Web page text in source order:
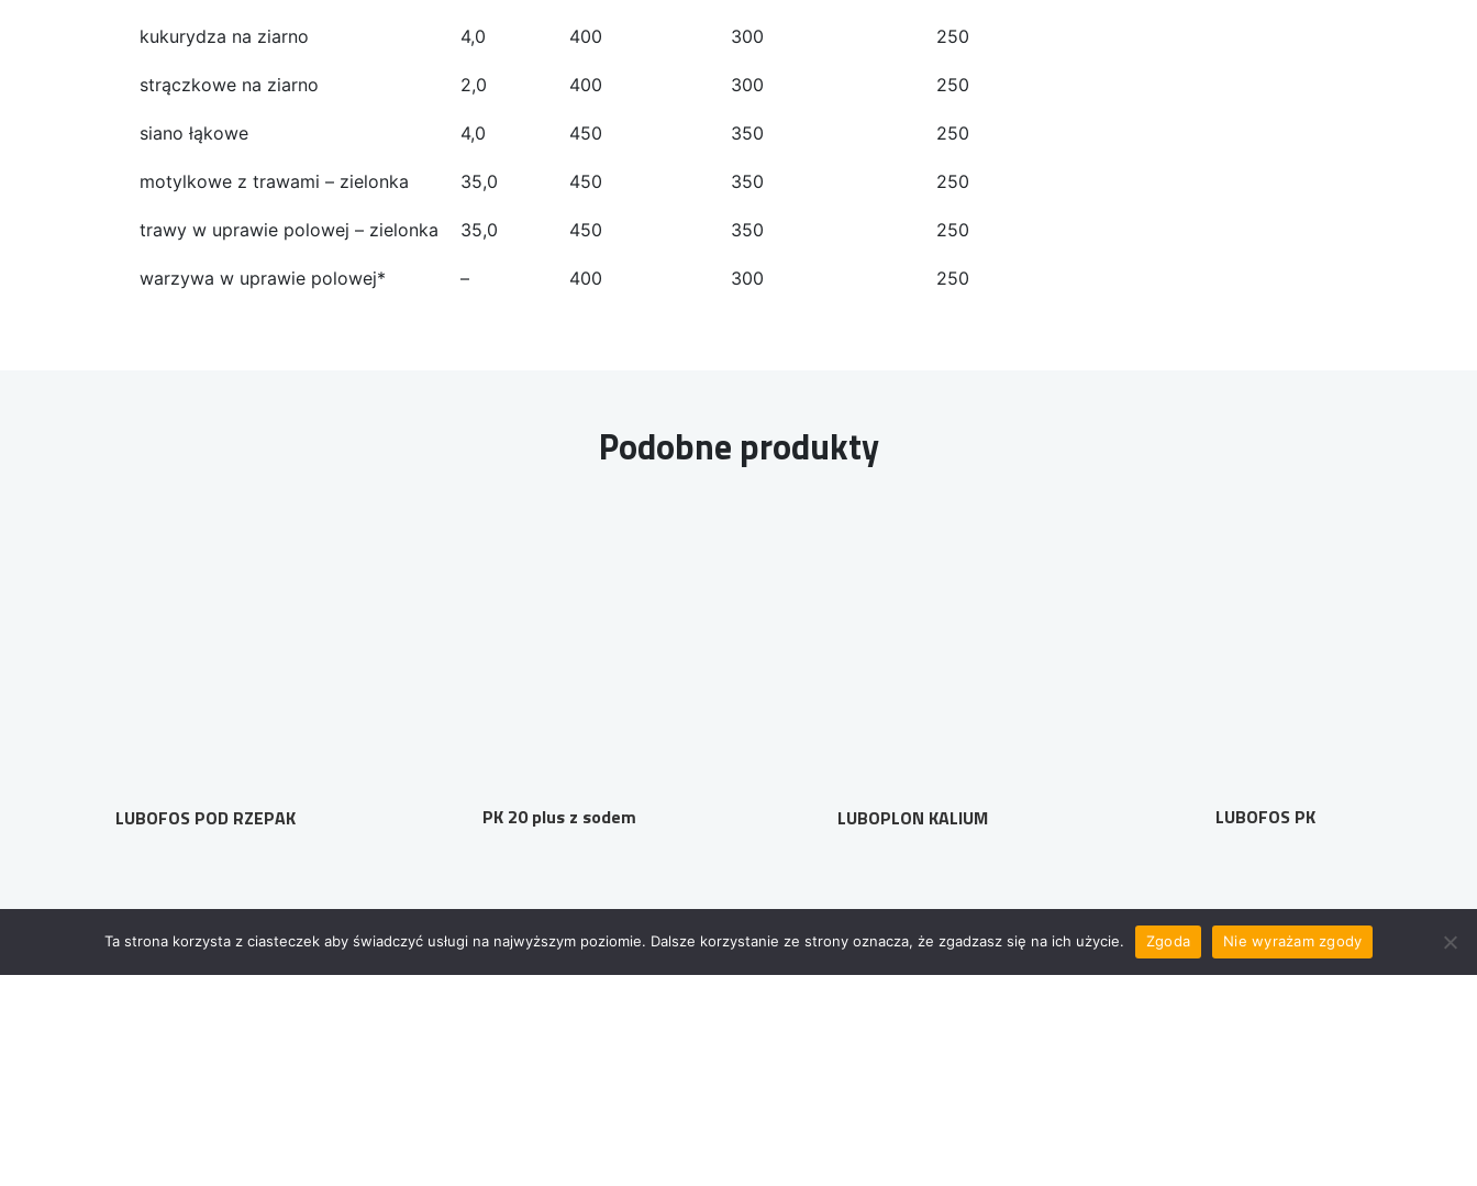
kukurydza na ziarno 4,0 400 300 250
strączkowe na ziarno 2,0 400 300 250
siano łąkowe 4,0 450 350 250
motylkowe z trawami – zielonka 35,0 450 350 250
trawy w uprawie polowej – zielonka 35,0 450 350 250
warzywa w uprawie polowej* – 400 300 250
Podobne produkty
LUBOFOS POD RZEPAK PK 20 plus z sodem LUBOPLON KALIUM LUBOFOS PK
Ta strona korzysta z ciasteczek aby świadczyć usługi na najwyższym poziomie. Dalsze korzystanie ze strony oznacza, że zgadzasz się na ich użycie. Zgoda Nie wyrażam zgody